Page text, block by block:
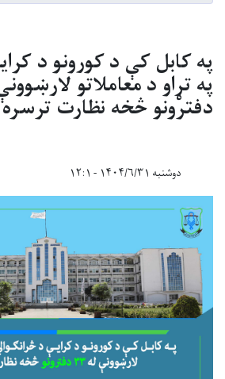
په کابل کې د کورونو د
دفترونو څخه نظارت
دوشنبه ۱۴۰۴/۶/۳۱ - ۱۲:۱